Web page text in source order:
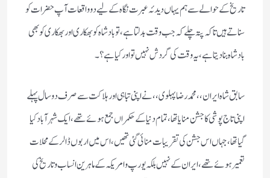
تاریخ کے حوالے سے ہم یہاں دیدئہ عبرت نگاہ کے لیے دو واقعات آپ حضرات کو
سناتے ہیں تاکہ پتہ چلے کہ جب وقت بدلتا ہے، تو بادشاہ کو بھکاری اور بھکاری کو بھی
بادشاہ بنادیتا ہے، یہ وقت کی گردش نہیں تو اور کیا ہے؟ ۔
سابق شاہ ایران ،،محمد رضا پہلوی،،نے اپنی تباہی اور ہلاکت سے صرف دو سال پہلے
اپنی تاج پوشی کا جشن منایا تھا، تمام دنیا کے حکمراں جمع ہوئے تھے، ایک شہر آباد کیا
گیا تھا، جہاں اس جشن کی تقریبات منائی گئی تھیں، اس میں اربوں ڈالر کے محلات
تعمیر ہوئے تھے، ایران کے نہیں بلکہ یورپ و امریکہ کے ماہرین انساب و تاریخ کی